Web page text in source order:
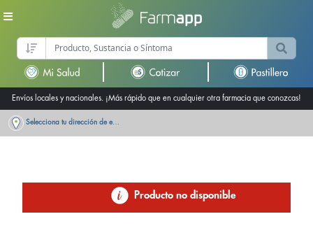
Envíos locales y nacionales. ¡Más rápido que en cualquier otra farmacia que conozcas!
Selecciona tu dirección de entrega
Producto no disponible